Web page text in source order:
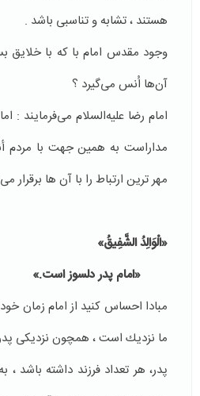
هستند ، تشابه و تناسبى باشد .
وجود مقدس امام با كه با خلايق
آن‌ها اُنس مى‌گيرد ؟
امام رضا علیه‌السلام مى‌فرمايند
مداراست به همين جهت با مردم
مهر ترين ارتباط را با آن ها برقرار
«الْوَالِدُ الشَّفِيقُ»
«امام پدر دلسوز است.»
مبادا احساس كنيد از امام زمان
ما نزديك است ، همچون نزديكى پدر
پدر، هر تعداد فرزند داشته باشد